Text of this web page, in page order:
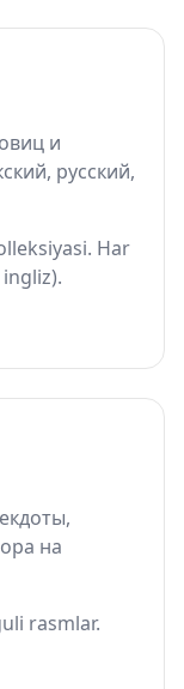
и
русский,
Har
на
rasmlar.